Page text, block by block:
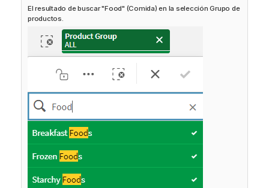
El resultado de buscar "Food" (Comida) en la selección Grupo de
productos.